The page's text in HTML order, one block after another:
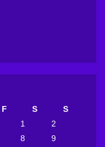
F S
S
1
2
8
9